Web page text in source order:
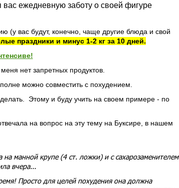
вас ежедневную заботу о своей фигуре
(у вас будут, конечно, чаще другие блюда и свой
праздники и минус 1-2 кг за 10 дней.
нет запретных продуктов.
можно совместить с похудением.
Этому и буду учить на своем примере - по
на вопрос на эту тему на Буксире, в нашем
манной крупе (4 ст. ложки) и с сахарозаменителем
вчера...
Просто для целей похудения она должна